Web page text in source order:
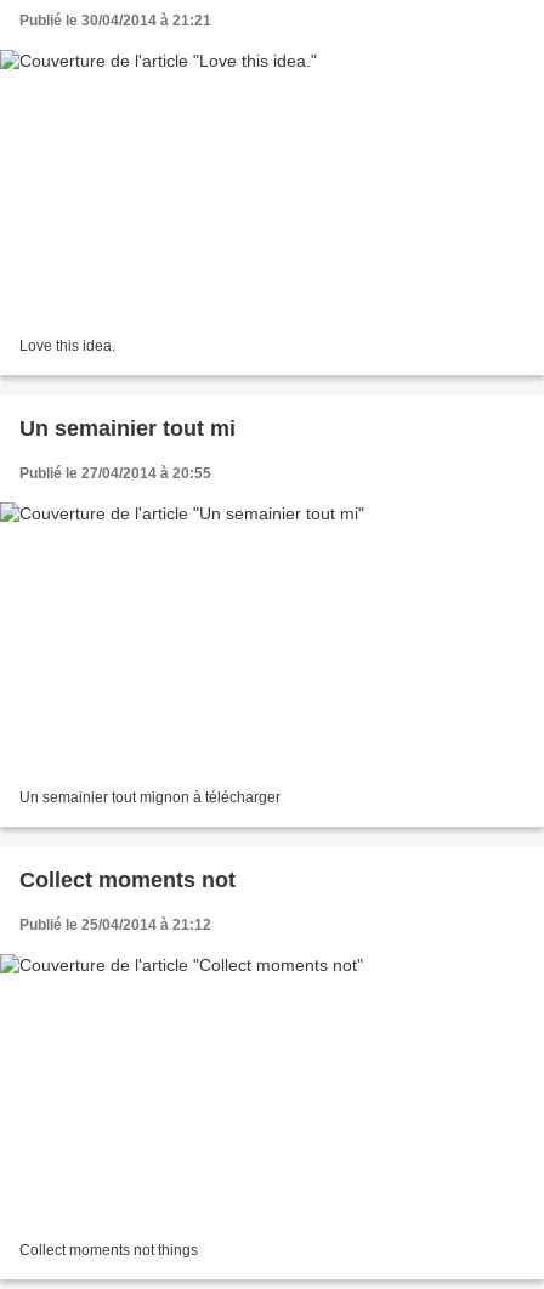
Publié le 30/04/2014 à 21:21
Love this idea.
Un semainier tout mi
Publié le 27/04/2014 à 20:55
Un semainier tout mignon à télécharger
Collect moments not
Publié le 25/04/2014 à 21:12
Collect moments not things